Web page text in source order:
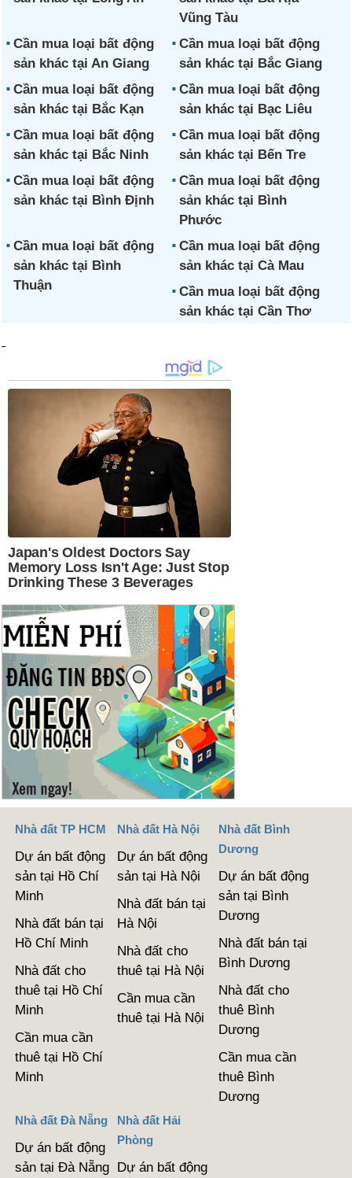
Vũng Tàu
Cần mua loại bất động
sản khác tại An Giang
Cần mua loại bất động
sản khác tại Bắc Giang
Cần mua loại bất động
sản khác tại Bắc Kạn
Cần mua loại bất động
sản khác tại Bạc Liêu
Cần mua loại bất động
sản khác tại Bắc Ninh
Cần mua loại bất động
sản khác tại Bến Tre
Cần mua loại bất động
sản khác tại Bình Định
Cần mua loại bất động
sản khác tại Bình
Phước
Cần mua loại bất động
sản khác tại Bình
Thuận
Cần mua loại bất động
sản khác tại Cà Mau
Cần mua loại bất động
sản khác tại Cần Thơ
Nhà đất TP HCM
Dự án bất động
sản tại Hồ Chí
Minh
Nhà đất bán tại
Hồ Chí Minh
Nhà đất cho
thuê tại Hồ Chí
Minh
Cần mua cần
thuê tại Hồ Chí
Minh
Nhà đất Hà Nội
Dự án bất động
sản tại Hà Nội
Nhà đất bán tại
Hà Nội
Nhà đất cho
thuê tại Hà Nội
Cần mua cần
thuê tại Hà Nội
Nhà đất Bình
Dương
Dự án bất động
sản tại Bình
Dương
Nhà đất bán tại
Bình Dương
Nhà đất cho
thuê Bình
Dương
Cần mua cần
thuê Bình
Dương
Nhà đất Đà Nẵng
Dự án bất động
sản tại Đà Nẵng
Nhà đất Hải
Phòng
Dự án bất động